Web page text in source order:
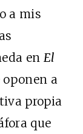
a mis
en El
oponen a
propia
que